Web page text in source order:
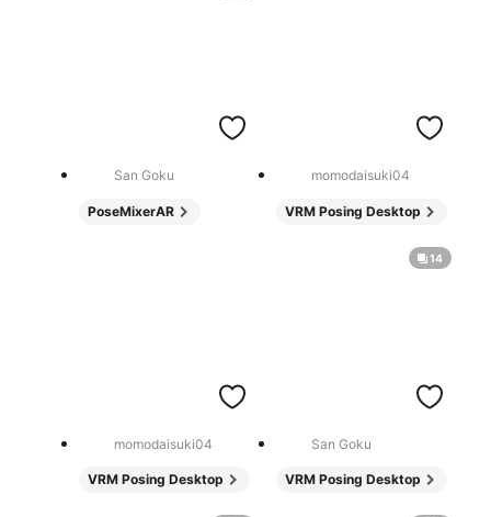
San Goku
PoseMixerAR
momodaisuki04
VRM Posing Desktop
momodaisuki04
VRM Posing Desktop
14
San Goku
VRM Posing Desktop